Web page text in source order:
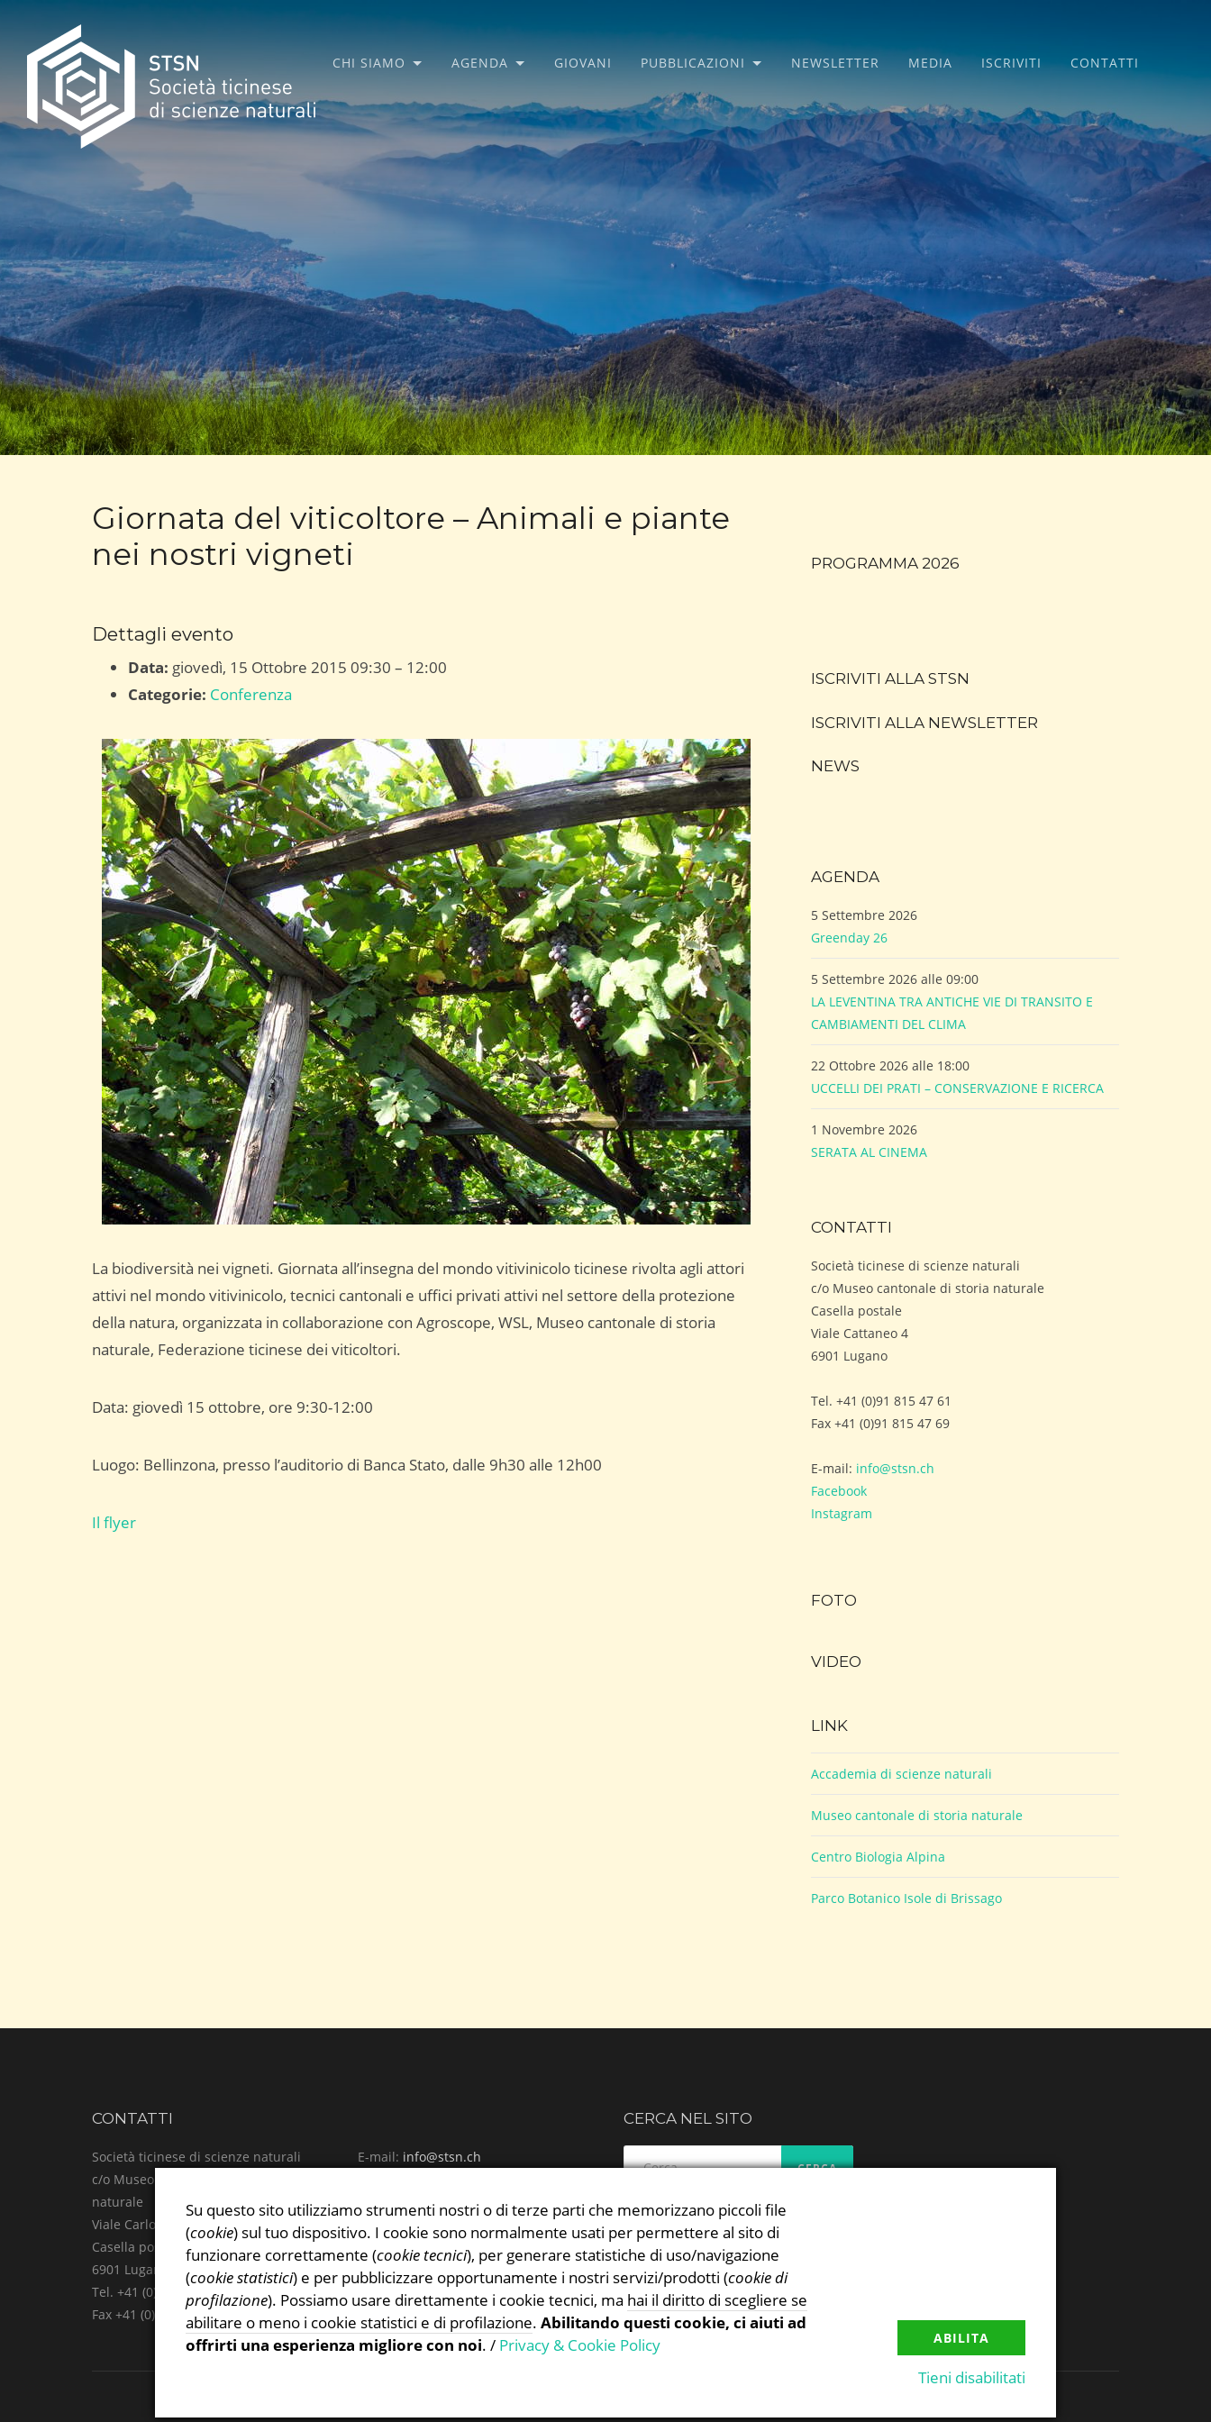
content
STSN
SOCIETÀ TICINESE DI SCIENZE NATURALI
CHI SIAMO AGENDA GIOVANI PUBBLICAZIONI NEWSLETTER MEDIA ISCRIVITI CONTATTI
Giornata del viticoltore – Animali e piante
nei nostri vigneti
Dettagli evento
Data: giovedì, 15 Ottobre 2015 09:30 – 12:00
Categorie: Conferenza
La biodiversità nei vigneti. Giornata all’insegna del mondo vitivinicolo ticinese rivolta agli attori
attivi nel mondo vitivinicolo, tecnici cantonali e uffici privati attivi nel settore della protezione
della natura, organizzata in collaborazione con Agroscope, WSL, Museo cantonale di storia
naturale, Federazione ticinese dei viticoltori.
Data: giovedì 15 ottobre, ore 9:30-12:00
Luogo: Bellinzona, presso l’auditorio di Banca Stato, dalle 9h30 alle 12h00
Il flyer
PROGRAMMA 2026
ISCRIVITI ALLA STSN
ISCRIVITI ALLA NEWSLETTER
NEWS
AGENDA
5 Settembre 2026
Greenday 26
5 Settembre 2026 alle 09:00
LA LEVENTINA TRA ANTICHE VIE DI TRANSITO E
CAMBIAMENTI DEL CLIMA
22 Ottobre 2026 alle 18:00
UCCELLI DEI PRATI – CONSERVAZIONE E RICERCA
1 Novembre 2026
SERATA AL CINEMA
CONTATTI
Società ticinese di scienze naturali
c/o Museo cantonale di storia naturale
Casella postale
Viale Cattaneo 4
6901 Lugano
Tel. +41 (0)91 815 47 61
Fax +41 (0)91 815 47 69
E-mail: info@stsn.ch
Facebook
Instagram
FOTO
VIDEO
LINK
Accademia di scienze naturali
Museo cantonale di storia naturale
Centro Biologia Alpina
Parco Botanico Isole di Brissago
CONTATTI
Società ticinese di scienze naturali
c/o Museo cantonale di storia
naturale
Viale Carlo Cattaneo 4
Casella postale
6901 Lugano
Tel. +41 (0)91 815 47 61
Fax +41 (0)91 815 47 69
E-mail: info@stsn.ch
Privacy & Cookies Policy
CERCA NEL SITO
Su questo sito utilizziamo strumenti nostri o di terze parti che memorizzano piccoli file
(cookie) sul tuo dispositivo. I cookie sono normalmente usati per permettere al sito di
funzionare correttamente (cookie tecnici), per generare statistiche di uso/navigazione
(cookie statistici) e per pubblicizzare opportunamente i nostri servizi/prodotti (cookie di
profilazione). Possiamo usare direttamente i cookie tecnici, ma hai il diritto di scegliere se
abilitare o meno i cookie statistici e di profilazione. Abilitando questi cookie, ci aiuti ad
offrirti una esperienza migliore con noi. / Privacy & Cookie Policy ABILITA
Tieni disabilitati